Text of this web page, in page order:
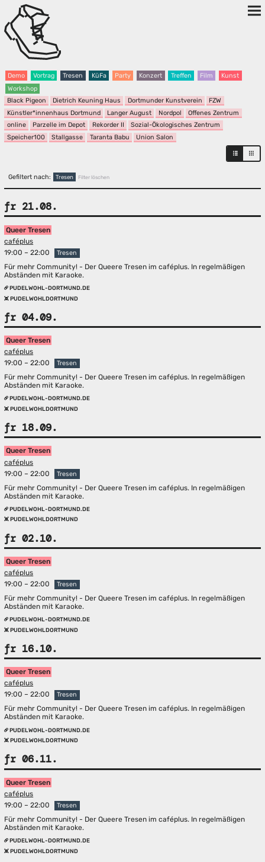
Demo Vortrag Tresen KüFa Party Konzert Treffen Film
Kunst
Workshop
Black Pigeon
Dietrich Keuning Haus Dortmunder Kunstverein
FZW
Künstler*innenhaus Dortmund
Langer August Nordpol
Offenes Zentrum
online
Parzelle im Depot Rekorder II
Sozial-Ökologisches Zentrum
Speicher100
Stallgasse Taranta Babu Union Salon
Gefiltert nach: Tresen Filter löschen
fr 21.08.
Queer Tresen
caféplus
19:00 – 22:00
Tresen
Für mehr Community! - Der Queere Tresen im caféplus. In regelmäßigen
Abständen mit Karaoke.
PUDELWOHL-DORTMUND.DE
PUDELWOHLDORTMUND
fr 04.09.
Queer Tresen
caféplus
19:00 – 22:00
Tresen
Für mehr Community! - Der Queere Tresen im caféplus. In regelmäßigen
Abständen mit Karaoke.
PUDELWOHL-DORTMUND.DE
PUDELWOHLDORTMUND
fr 18.09.
Queer Tresen
caféplus
19:00 – 22:00
Tresen
Für mehr Community! - Der Queere Tresen im caféplus. In regelmäßigen
Abständen mit Karaoke.
PUDELWOHL-DORTMUND.DE
PUDELWOHLDORTMUND
fr 02.10.
Queer Tresen
caféplus
19:00 – 22:00
Tresen
Für mehr Community! - Der Queere Tresen im caféplus. In regelmäßigen
Abständen mit Karaoke.
PUDELWOHL-DORTMUND.DE
PUDELWOHLDORTMUND
fr 16.10.
Queer Tresen
caféplus
19:00 – 22:00
Tresen
Für mehr Community! - Der Queere Tresen im caféplus. In regelmäßigen
Abständen mit Karaoke.
PUDELWOHL-DORTMUND.DE
PUDELWOHLDORTMUND
fr 06.11.
Queer Tresen
caféplus
19:00 – 22:00
Tresen
Für mehr Community! - Der Queere Tresen im caféplus. In regelmäßigen
Abständen mit Karaoke.
PUDELWOHL-DORTMUND.DE
PUDELWOHLDORTMUND